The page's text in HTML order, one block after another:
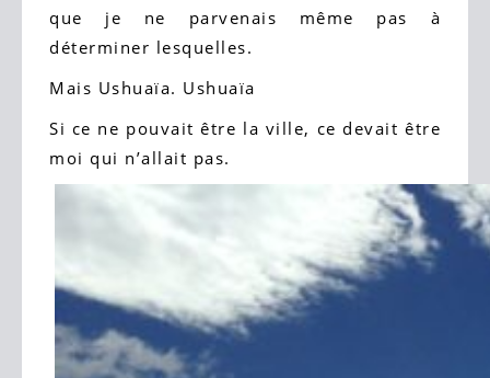
que je ne parvenais même pas à
déterminer lesquelles.
Mais Ushuaïa. Ushuaïa
Si ce ne pouvait être la ville, ce devait être
moi qui n’allait pas.